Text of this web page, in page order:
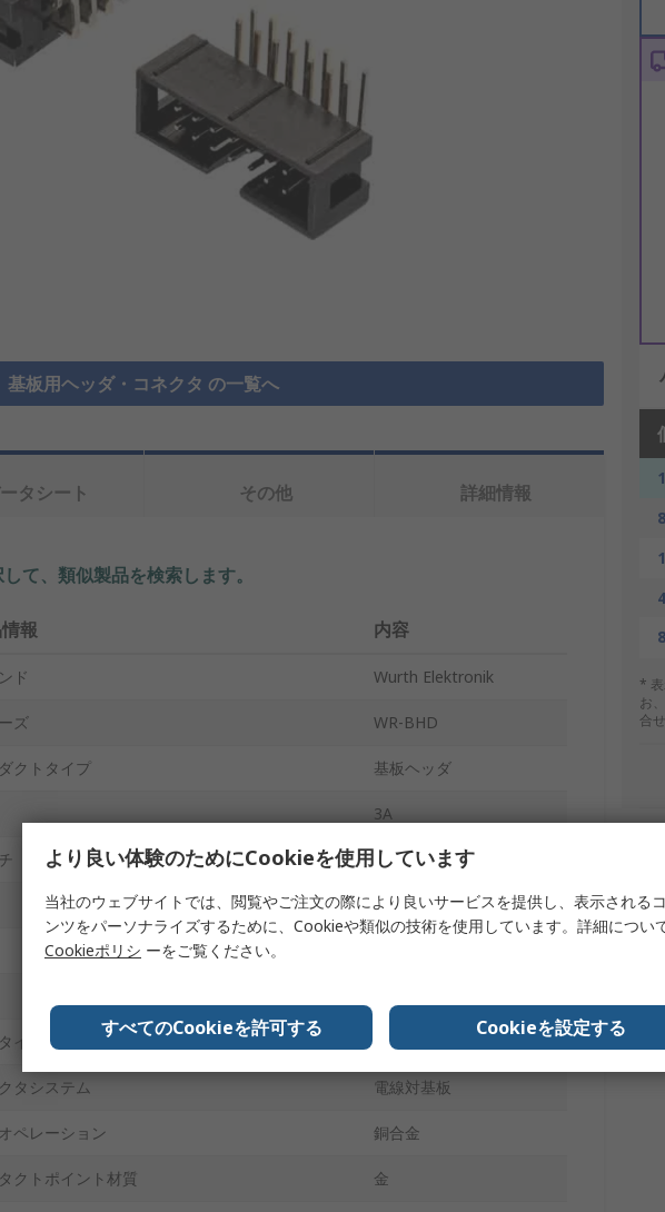
基板用ヘッダ・コネクタ の一覧へ
*
お
合
タシート その他 詳細情報
て、類似製品を検索します。
報 内容
ド Wurth Elektronik
ズ WR-BHD
クトタイプ 基板ヘッダ
3A
2.54mm
20
イプ スルーホール
タシステム 電線対基板
ペレーション 銅合金
クトポイント材質 金
より良い体験のためにCookieを使用しています
当社のウェブサイトでは、閲覧やご注文の際により良いサービスを提供し、表示される
ンツをパーソナライズするために、Cookieや類似の技術を使用しています。詳細について
Cookieポリシ ーをご覧ください。
すべてのCookieを許可する Cookieを設定する